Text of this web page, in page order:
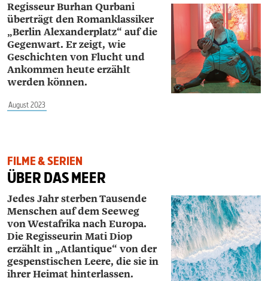
Regisseur Burhan Qurbani
überträgt den Romanklassiker
„Berlin Alexanderplatz“ auf die
Gegenwart. Er zeigt, wie
Geschichten von Flucht und
Ankommen heute erzählt
werden können.
August 2023
FILME & SERIEN
ÜBER DAS MEER
Jedes Jahr sterben Tausende
Menschen auf dem Seeweg
von Westafrika nach Europa.
Die Regisseurin Mati Diop
erzählt in „Atlantique“ von der
gespenstischen Leere, die sie in
ihrer Heimat hinterlassen.